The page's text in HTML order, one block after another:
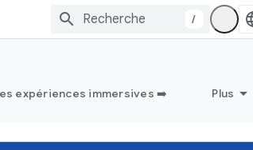
/
expériences immersives ➡️ Plus